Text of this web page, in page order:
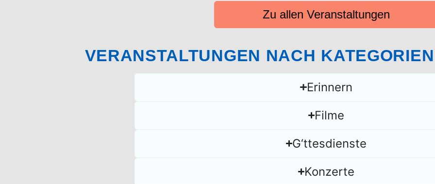
Zu allen Veranstaltungen
VERANSTALTUNGEN NACH
Erinnern
Filme
G‘ttesdienste
Konzerte